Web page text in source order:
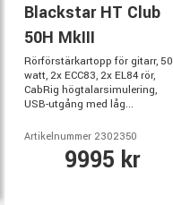
Blackstar HT Club
50H MkIII
Rörförstärkartopp för gitarr, 50
watt, 2x ECC83, 2x EL84 rör,
CabRig högtalarsimulering,
USB-utgång med låg...
Artikelnummer 2302350
9995 kr